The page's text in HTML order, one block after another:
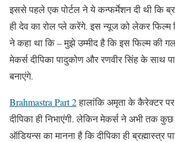
इससे पहले एक पोर्टल ने ये कन्फर्मेशन दी थी कि
ही देव का रोल प्ले करेंगे. इस न्यूज को लेकर फिल्म
ने कहा था कि – मुझे उम्मीद है कि इस फिल्म की
मेकर्स दीपिका पादुकोण और रणवीर सिंह के साथ
बनाएंगे.
Brahmastra Part 2हालांकि अमृता के कैरेक्टर
दीपिका ही निभाएंगी. लेकिन मेकर्स ने अभी तक कुछ
ऑडियन्स का मानना है कि दीपिका ही ब्रह्मास्त्र